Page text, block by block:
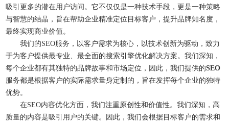
吸引更多的潜在用户访问。它不仅仅是一种技术手段，更是一种策略
与智慧的结晶，旨在帮助企业精准定位目标客户，提升品牌知名度，
最终实现商业价值。
我们的SEO服务，以客户需求为核心，以技术创新为驱动，致力
于为客户提供最专业、最全面的搜索引擎优化解决方案。我们深知，
每个企业都有其独特的品牌故事和市场定位，因此，我们提供的SEO
服务都是根据客户的实际需求量身定制的，旨在发挥每个企业的独特
优势。
在SEO内容优化方面，我们注重原创性和价值性。我们深知，高
质量的内容是吸引用户的关键。因此，我们会根据目标客户的需求和